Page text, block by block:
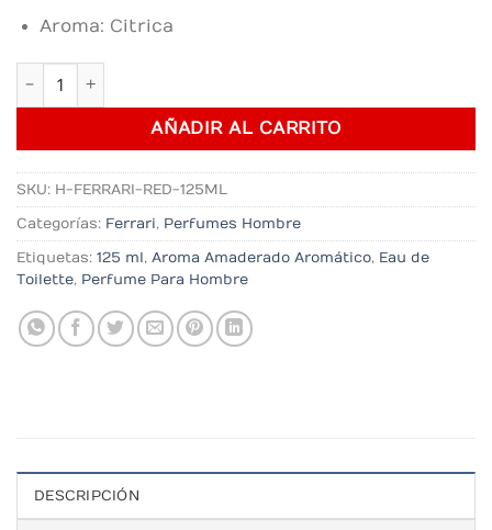
Aroma: Citrica
Perfume Ferrari Red cantidad
AÑADIR AL CARRITO
SKU: H-FERRARI-RED-125ML
Categorías: Ferrari, Perfumes Hombre
Etiquetas: 125 ml, Aroma Amaderado Aromático, Eau de
Toilette, Perfume Para Hombre
DESCRIPCIÓN